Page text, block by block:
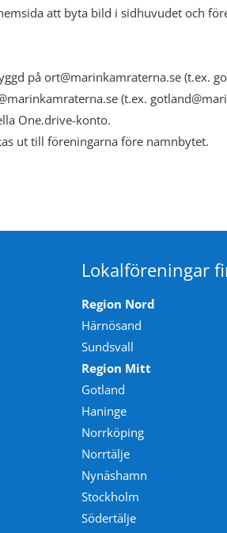
att byta bild i sidhuvudet och
på ort@marinkamraterna.se (t.ex.
(t.ex.
One.drive-konto.
ut till föreningarna före namnbytet.
Lokalföreningar
Region Nord
Härnösand
Sundsvall
Region Mitt
Gotland
Haninge
Norrköping
Norrtälje
Nynäshamn
Stockholm
Södertälje